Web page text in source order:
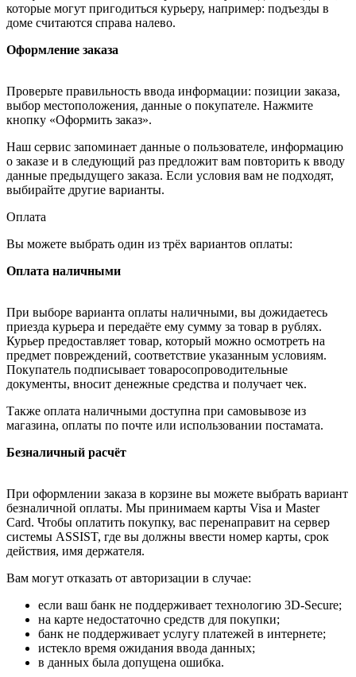
которые могут пригодиться курьеру, например: подъезды в
доме считаются справа налево.
Оформление заказа
Проверьте правильность ввода информации: позиции заказа,
выбор местоположения, данные о покупателе. Нажмите
кнопку «Оформить заказ».
Наш сервис запоминает данные о пользователе, информацию
о заказе и в следующий раз предложит вам повторить к вводу
данные предыдущего заказа. Если условия вам не подходят,
выбирайте другие варианты.
Оплата
Вы можете выбрать один из трёх вариантов оплаты:
Оплата наличными
При выборе варианта оплаты наличными, вы дожидаетесь
приезда курьера и передаёте ему сумму за товар в рублях.
Курьер предоставляет товар, который можно осмотреть на
предмет повреждений, соответствие указанным условиям.
Покупатель подписывает товаросопроводительные
документы, вносит денежные средства и получает чек.
Также оплата наличными доступна при самовывозе из
магазина, оплаты по почте или использовании постамата.
Безналичный расчёт
При оформлении заказа в корзине вы можете выбрать вариант
безналичной оплаты. Мы принимаем карты Visa и Master
Card. Чтобы оплатить покупку, вас перенаправит на сервер
системы ASSIST, где вы должны ввести номер карты, срок
действия, имя держателя.
Вам могут отказать от авторизации в случае:
если ваш банк не поддерживает технологию 3D-Secure;
на карте недостаточно средств для покупки;
банк не поддерживает услугу платежей в интернете;
истекло время ожидания ввода данных;
в данных была допущена ошибка.